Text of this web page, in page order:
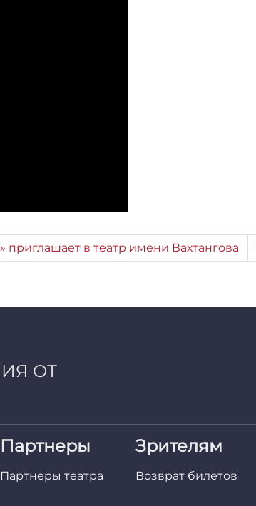
приглашает в театр имени Вахтангова
ОТ
Партнеры
Партнеры театра
Зрителям
Возврат билетов